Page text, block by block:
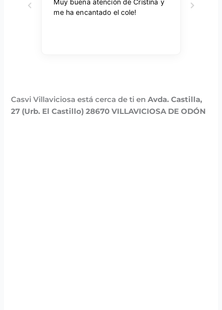
Casvi Villaviciosa está cerca de ti enAvda. Castilla,
27 (Urb. El Castillo) 28670 VILLAVICIOSA DE ODÓN